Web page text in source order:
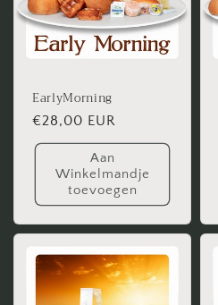
EarlyMorning
Normale
prijs
€28,00 EUR
Aan
Winkelmandje
toevoegen